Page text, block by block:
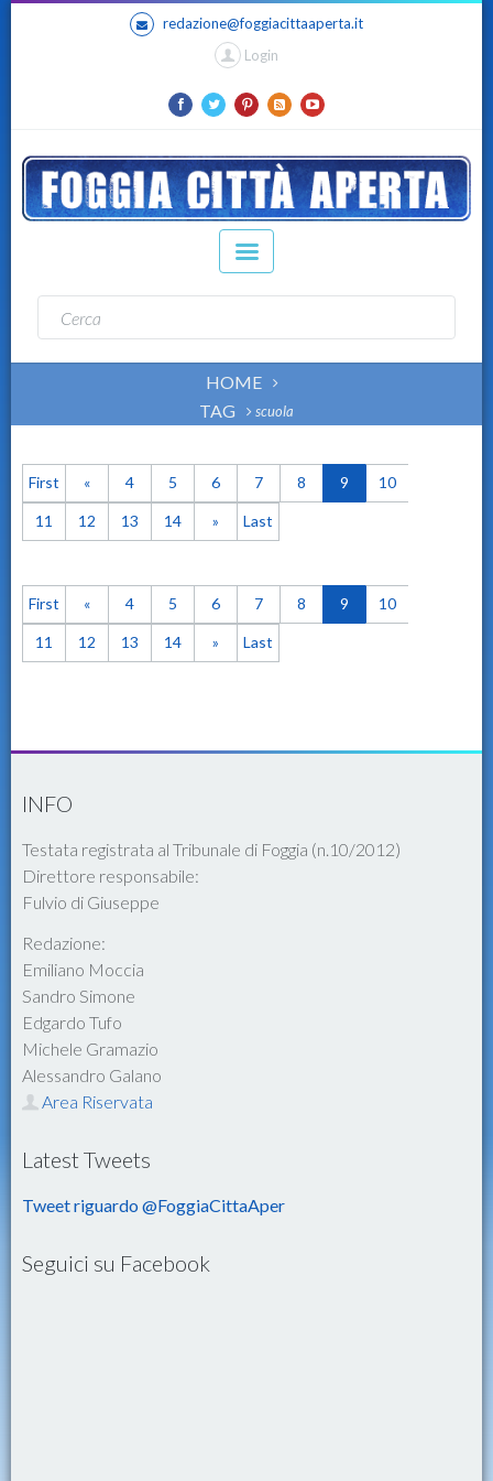
redazione@foggiacittaaperta.it
Login
HOME
TAG
scuola
First « 4 5 6 7 8 9 10
11 12 13 14 » Last
First « 4 5 6 7 8 9 10
11 12 13 14 » Last
INFO
Testata registrata al Tribunale di Foggia (n.10/2012)
Direttore responsabile:
Fulvio di Giuseppe
Redazione:
Emiliano Moccia
Sandro Simone
Edgardo Tufo
Michele Gramazio
Alessandro Galano
Area Riservata
Latest Tweets
Tweet riguardo @FoggiaCittaAper
Seguici su Facebook